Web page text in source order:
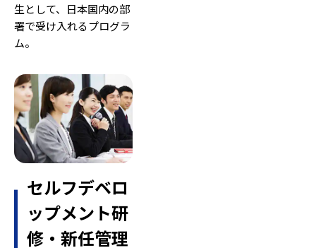
生として、日本国内の部
署で受け入れるプログラ
ム。
セルフデベロ
ップメント研
修・新任管理